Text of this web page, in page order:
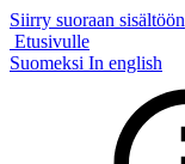
Siirry suoraan sisältöön
Etusivulle
Suomeksi In english